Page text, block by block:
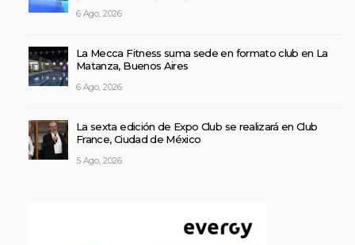
6 Ago, 2026
La Mecca Fitness suma sede en formato club en La
Matanza, Buenos Aires
6 Ago, 2026
La sexta edición de Expo Club se realizará en Club
France, Ciudad de México
5 Ago, 2026